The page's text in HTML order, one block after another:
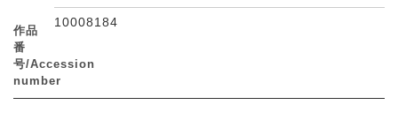
作品
番
号/Accession
number
10008184